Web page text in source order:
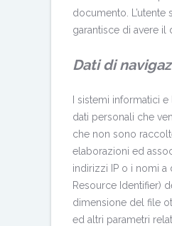
documento.
garantisce di avere
Dati di
I sistemi informatici
dati personali che
che non sono
elaborazioni ed
indirizzi IP o i nomi
Resource Identifier)
dimensione del file
ed altri parametri